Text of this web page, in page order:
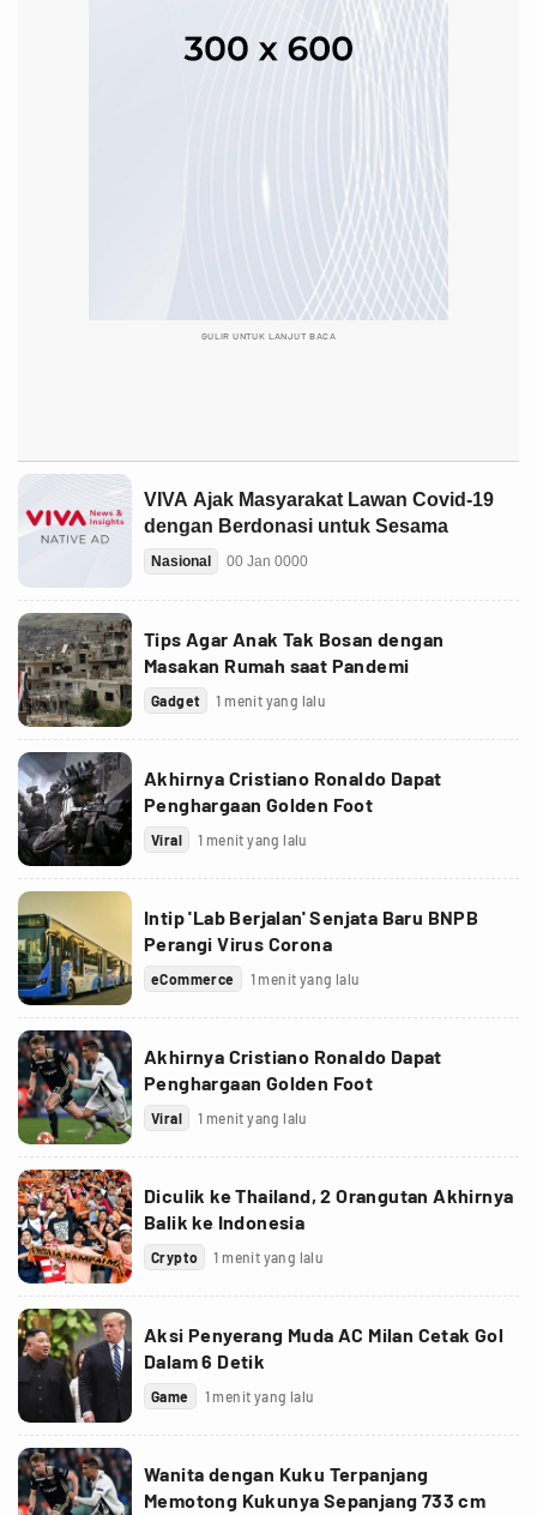
GULIR UNTUK LANJUT BACA
Tips Agar Anak Tak Bosan dengan
Masakan Rumah saat Pandemi
Gadget 1 menit yang lalu
Akhirnya Cristiano Ronaldo Dapat
Penghargaan Golden Foot
Viral 1 menit yang lalu
Intip 'Lab Berjalan' Senjata Baru BNPB
Perangi Virus Corona
eCommerce 1 menit yang lalu
Akhirnya Cristiano Ronaldo Dapat
Penghargaan Golden Foot
Viral 1 menit yang lalu
Diculik ke Thailand, 2 Orangutan Akhirnya
Balik ke Indonesia
Crypto 1 menit yang lalu
Aksi Penyerang Muda AC Milan Cetak Gol
Dalam 6 Detik
Game 1 menit yang lalu
Wanita dengan Kuku Terpanjang
Memotong Kukunya Sepanjang 733 cm